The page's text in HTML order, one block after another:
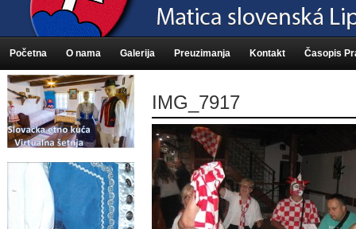
Početna O nama Galerija Preuzimanja Kontakt Časopis
IMG_7917